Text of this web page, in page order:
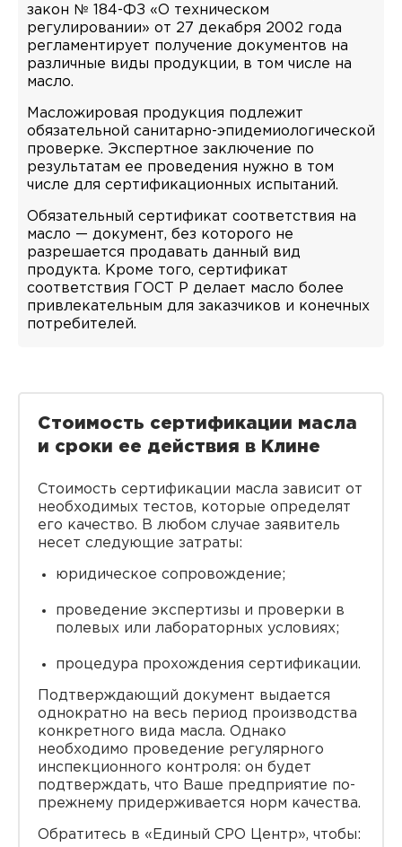
закон № 184-ФЗ «О техническом
регулировании» от 27 декабря 2002 года
регламентирует получение документов на
различные виды продукции, в том числе на
масло.
Масложировая продукция подлежит
обязательной санитарно-эпидемиологической
проверке. Экспертное заключение по
результатам ее проведения нужно в том
числе для сертификационных испытаний.
Обязательный сертификат соответствия на
масло — документ, без которого не
разрешается продавать данный вид
продукта. Кроме того, сертификат
соответствия ГОСТ Р делает масло более
привлекательным для заказчиков и конечных
потребителей.
Стоимость сертификации масла
и сроки ее действия в Клине
Стоимость сертификации масла зависит от
необходимых тестов, которые определят
его качество. В любом случае заявитель
несет следующие затраты:
юридическое сопровождение;
проведение экспертизы и проверки в
полевых или лабораторных условиях;
процедура прохождения сертификации.
Подтверждающий документ выдается
однократно на весь период производства
конкретного вида масла. Однако
необходимо проведение регулярного
инспекционного контроля: он будет
подтверждать, что Ваше предприятие по-
прежнему придерживается норм качества.
Обратитесь в «Единый СРО Центр», чтобы: